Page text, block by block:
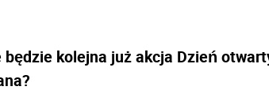
będzie kolejna już akcja Dzień